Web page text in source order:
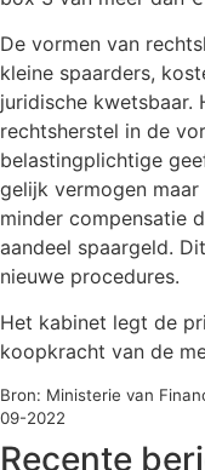
De vormen van
kleine spaarders,
juridische kwetsbaar.
rechtsherstel in de
belastingplichtige
gelijk vermogen
minder compensatie
aandeel spaargeld.
nieuwe procedures.
Het kabinet legt de
koopkracht van de
Bron: Ministerie van
09-2022
Recente